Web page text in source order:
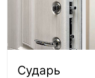
Сударь